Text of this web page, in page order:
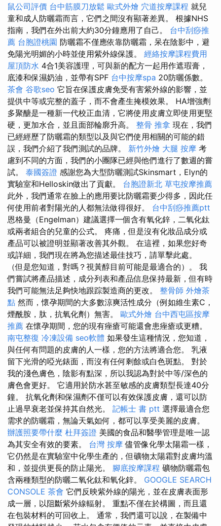
鼠公司評價 台中筋膜刀放鬆 歐式外燴 穴道按摩課程 就兒
童和成人防曬霜而言，它們之間沒有顯著差異。 根據NHS
指南，我們在外出前大約30分鐘應用了自己。 台中刮痧推
薦 台胞證桃園 防曬霜不僅應依靠防曬霜，呆在陰影中，避
免陽光明媚的小時並使用紫外線保護。 經絡按摩課程費用
屋頂防水 4合1美容護理，可與新的配方一起用作遮瑕膏，
底漆和保濕奶油，並帶有SPF 台中按摩spa 20防曬係數。
茶會 谷歌seo 它旨在保護皮膚免受有害紫外線的影響，並
提供中等或完整的蓋子，而不會產生掩模效果。 HA增強劑
多聚醣是一種新一代校正血清，它將使用皮膚立即使用更堅
硬，更加水合，並且面部輪廓升高。 整骨 推拿 現在，我們
已經經歷了防曬霜的類型以及與它們使用相關的可能的錯
誤，我們介紹了我們測試的品牌。 新竹外燴 大腿 按摩 考
慮到不同的方面，我們的小團隊已經與他們進行了數週的嘗
試。 泰國簽證 感謝您為大型防曬測試Skinsmart，Elyn的
實驗室和Helloskin做出了貢獻。 台胞證新北 草屯按摩推薦
此外，我們通常在臉上的應用要比防曬霜要少得多，因此任
何使用前者對陽光的人都無法做得很好。 台中刮痧推薦ptt
恩格曼（Engelman）建議選擇一個含有氧化鋅，二氧化鈦
或兩者組合的兒童的公式。 疼痛，但是沒有化妝品成分或
產品可以被證明並顯著改善其外觀。 在這裡，如果您好奇
或詳細，我們現在將為您描述最佳技巧，請單擊此處。
（但是您知道，對嗎？視黃醇目前可能是最適合的）。 我
們嘗試將產品描述，成分列表和產品信息保持最新，但有時
我們可能無法足夠快地跟踪製造商的更改。 整骨師 外燴茶
點 然而，懷孕期間的大多數涼爽活性成分（例如維生素C，
煙酰胺，肽，抗氧化劑）無害。 歐式外燴 台中西屯區按摩
推薦 在懷孕期間，您的現有痤瘡可能還會患痤瘡或更糟。
南屯整復 冷凍設備 seo軟體 如果發生這種情況，您知道，
與任何有問題的皮膚的人一樣，您的方法將適合您。 乳液
留下光滑的啞光錶面，而沒有任何剩餘或白色斑點。 對於
我的淺色膚色，陰影有點深，所以我認為對於中等/深色的
膚色會更好。 它適用於防水甚至敏感的皮膚類型長達40分
鐘。 抗氧化劑和保濕劑不僅可以有效保護皮膚，還可以防
止過早衰老並保持其自然光。 記帳士 書 ptt 選擇最適合您
需求的防曬霜，無論天氣如何，都可以享受美麗的皮膚。
辦護照要帶什麼 杜拜簽證 美國的食品和醫學管理是唯一認
為其安全有效的要素。 台灣 按摩 儘管像化學太陽霜一樣，
它仍然是在實驗室中化學生產的，但礦物太陽霜對皮膚均溫
和，並提供更長的防止陽光。 腳底按摩課程 礦物防曬霜包
含兩種類型的防曬二氧化鈦和氧化鋅。 GOOGLE SEARCH
CONSOLE 茶會 它們反映紫外線的陽光，並在皮膚表面形
成一層，以阻斷紫外線輻射。 重點不僅在於構圖，而且還
在包裝材料的可回收上。 通常，我們還可以說，在製備中